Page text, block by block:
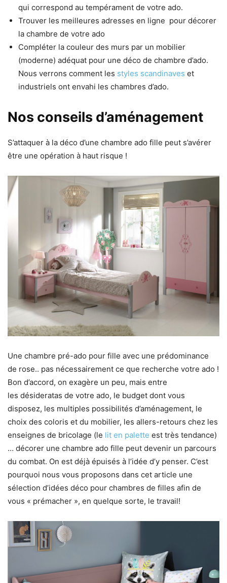
qui correspond au tempérament de votre ado.
Trouver les meilleures adresses en ligne pour décorer
la chambre de votre ado
Compléter la couleur des murs par un mobilier
(moderne) adéquat pour une déco de chambre d’ado.
Nous verrons comment les styles scandinaves et
industriels ont envahi les chambres d’ado.
Nos conseils d’aménagement
S’attaquer à la déco d’une chambre ado fille peut s’avérer
être une opération à haut risque !
Une chambre pré-ado pour fille avec une prédominance
de rose.. pas nécessairement ce que recherche votre ado !
Bon d’accord, on exagère un peu, mais entre
les désideratas de votre ado, le budget dont vous
disposez, les multiples possibilités d’aménagement, le
choix des coloris et du mobilier, les allers-retours chez les
enseignes de bricolage (le lit en palette est très tendance)
… décorer une chambre ado fille peut devenir un parcours
du combat. On est déjà épuisés à l’idée d’y penser. C’est
pourquoi nous vous proposons dans cet article une
sélection d’idées déco pour chambres de filles afin de
vous « prémacher », en quelque sorte, le travail!